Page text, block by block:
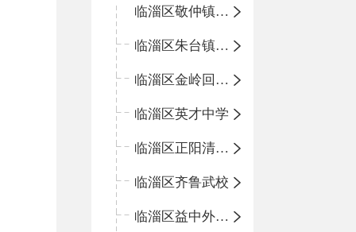
临淄区敬仲镇中心学校
临淄区朱台镇中心学校
临淄区金岭回族镇中心学校
临淄区英才中学
临淄区正阳清北实验学校
临淄区齐鲁武校
临淄区益中外语学校